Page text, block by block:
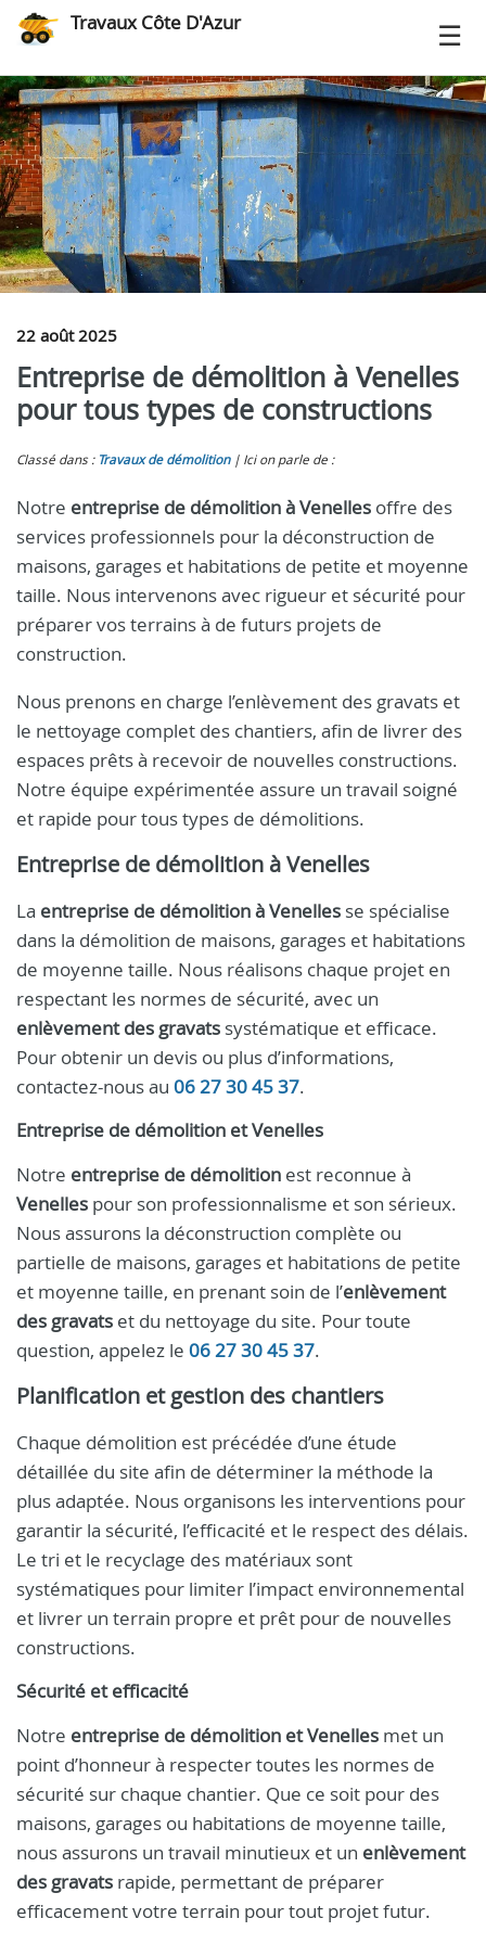
Travaux Côte D'Azur
22 août 2025
Entreprise de démolition à Venelles
pour tous types de constructions
Classé dans : Travaux de démolition Ici on parle de :
Notre entreprise de démolition à Venelles offre des
services professionnels pour la déconstruction de
maisons, garages et habitations de petite et moyenne
taille. Nous intervenons avec rigueur et sécurité pour
préparer vos terrains à de futurs projets de
construction.
Nous prenons en charge l’enlèvement des gravats et
le nettoyage complet des chantiers, afin de livrer des
espaces prêts à recevoir de nouvelles constructions.
Notre équipe expérimentée assure un travail soigné
et rapide pour tous types de démolitions.
Entreprise de démolition à Venelles
La entreprise de démolition à Venelles se spécialise
dans la démolition de maisons, garages et habitations
de moyenne taille. Nous réalisons chaque projet en
respectant les normes de sécurité, avec un
enlèvement des gravats systématique et efficace.
Pour obtenir un devis ou plus d’informations,
contactez-nous au 06 27 30 45 37.
Entreprise de démolition et Venelles
Notre entreprise de démolition est reconnue à
Venelles pour son professionnalisme et son sérieux.
Nous assurons la déconstruction complète ou
partielle de maisons, garages et habitations de petite
et moyenne taille, en prenant soin de l’enlèvement
des gravats et du nettoyage du site. Pour toute
question, appelez le 06 27 30 45 37.
Planification et gestion des chantiers
Chaque démolition est précédée d’une étude
détaillée du site afin de déterminer la méthode la
plus adaptée. Nous organisons les interventions pour
garantir la sécurité, l’efficacité et le respect des délais.
Le tri et le recyclage des matériaux sont
systématiques pour limiter l’impact environnemental
et livrer un terrain propre et prêt pour de nouvelles
constructions.
Sécurité et efficacité
Notre entreprise de démolition et Venelles met un
point d’honneur à respecter toutes les normes de
sécurité sur chaque chantier. Que ce soit pour des
maisons, garages ou habitations de moyenne taille,
nous assurons un travail minutieux et un enlèvement
des gravats rapide, permettant de préparer
efficacement votre terrain pour tout projet futur.